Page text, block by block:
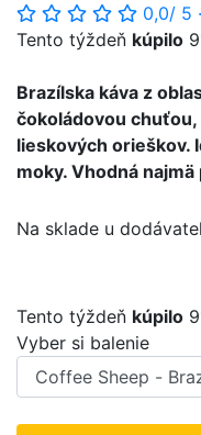
0,0/ 5 ·
Tento týždeň kúpilo
Brazílska káva z
čokoládovou
lieskových orieškov.
moky. Vhodná
Na sklade u
Tento týždeň kúpilo
Vyber si balenie